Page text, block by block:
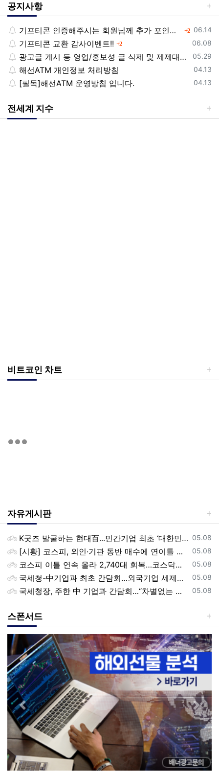
공지사항
등록일
06.14
기프티콘 인증해주시는 회원님께 추가 포인트 쏩니다!! 2댓글
등록일
06.08
기프티콘 교환 감사이벤트!! 2댓글
등록일
05.29
광고글 게시 등 영업/홍보성 글 삭제 및 제제대상입니다.
등록일
04.13
해선ATM 개인정보 처리방침
등록일
04.13
[필독]해선ATM 운영방침 입니다.
전세계 지수
비트코인 차트
자유게시판
등록일
05.08
K굿즈 발굴하는 현대百...민간기업 최초 ‘대한민국 관광공모전’ 후원
등록일
05.08
[시황] 코스피, 외인·기관 동반 매수에 연이틀 상승…2745.05 마감
등록일
05.08
코스피 이틀 연속 올라 2,740대 회복…코스닥은 강보합(종합)
등록일
05.08
국세청-中기업과 최초 간담회…외국기업 세제혜택 등 논의
등록일
05.08
국세청장, 주한 中 기업과 간담회…“차별없는 공정과세 약속”
스폰서드
Previous Next